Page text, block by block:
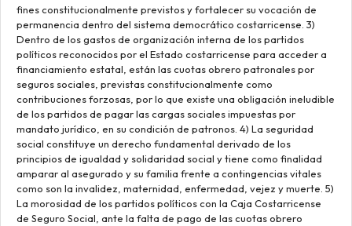
fines constitucionalmente previstos y fortalecer su vocación de
permanencia dentro del sistema democrático costarricense. 3)
Dentro de los gastos de organización interna de los partidos
políticos reconocidos por el Estado costarricense para acceder a
financiamiento estatal, están las cuotas obrero patronales por
seguros sociales, previstas constitucionalmente como
contribuciones forzosas, por lo que existe una obligación ineludible
de los partidos de pagar las cargas sociales impuestas por
mandato jurídico, en su condición de patronos. 4) La seguridad
social constituye un derecho fundamental derivado de los
principios de igualdad y solidaridad social y tiene como finalidad
amparar al asegurado y su familia frente a contingencias vitales
como son la invalidez, maternidad, enfermedad, vejez y muerte. 5)
La morosidad de los partidos políticos con la Caja Costarricense
de Seguro Social, ante la falta de pago de las cuotas obrero